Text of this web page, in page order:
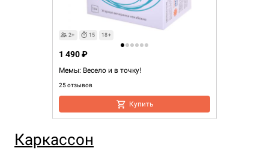
2+ 15 18+
Мемы: Весело и в точку!
25 отзывов
1 490 ₽
Купить
Каркассон